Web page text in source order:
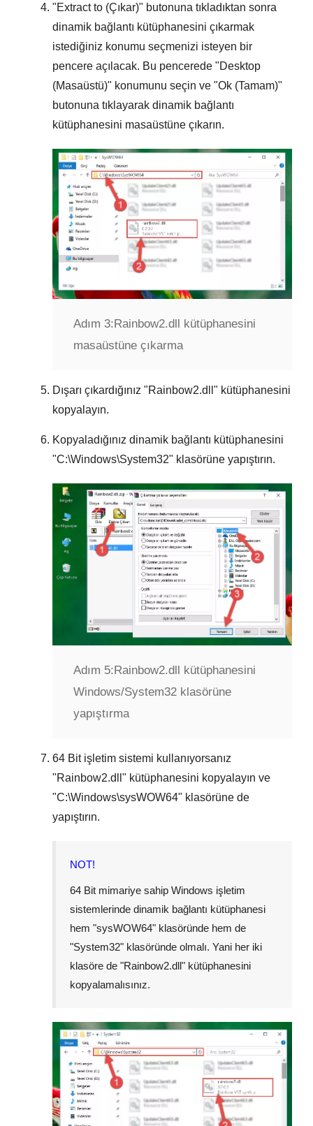
"Extract to (Çıkar)" butonuna tıkladıktan sonra
dinamik bağlantı kütüphanesini çıkarmak
istediğiniz konumu seçmenizi isteyen bir
pencere açılacak. Bu pencerede "Desktop
(Masaüstü)" konumunu seçin ve "Ok (Tamam)"
butonuna tıklayarak dinamik bağlantı
kütüphanesini masaüstüne çıkarın.
Adım 3: Rainbow2.dll kütüphanesini
masaüstüne çıkarma
Dışarı çıkardığınız "Rainbow2.dll " kütüphanesini
kopyalayın.
Kopyaladığınız dinamik bağlantı kütüphanesini
"C:\Windows\System32" klasörüne yapıştırın.
Adım 5: Rainbow2.dll kütüphanesini
Windows/System32 klasörüne
yapıştırma
64 Bitişletim sistemi kullanıyorsanız
"Rainbow2.dll " kütüphanesini kopyalayın ve
"C:\Windows\sysWOW64" klasörüne de
yapıştırın.
NOT!
64 Bit mimariye sahip Windows işletim
sistemlerinde dinamik bağlantı kütüphanesi
hem "sysWOW64" klasöründe hem de
"System32" klasöründe olmalı. Yani her iki
klasöre de "Rainbow2.dll" kütüphanesini
kopyalamalısınız.